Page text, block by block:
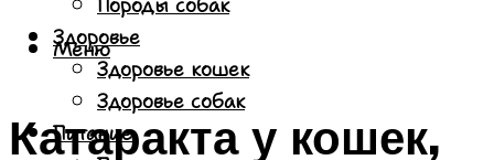
Породы собак
Здоровье
Здоровье кошек
Здоровье собак
Питание
Меню
Катаракта у кошек,